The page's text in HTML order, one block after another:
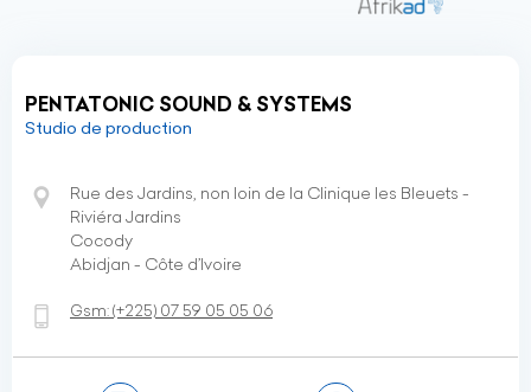
PENTATONIC SOUND & SYSTEMS
Studio de production
Rue des Jardins, non loin de la Clinique les Bleuets -
Riviéra Jardins
Cocody
Abidjan - Côte d’Ivoire
Gsm:(+225) 07 59 05 05 06